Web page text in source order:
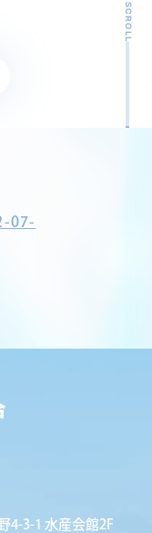
SCROLL
07-
4-3-1 水産会館2F